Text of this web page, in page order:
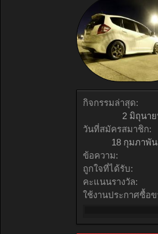
กิจกรรมล่าสุด:
2 มิถุนา
วันที่สมัครสมาชิก:
18 กุมภาพั
ข้อความ:
ถูกใจที่ได้รับ:
คะแนนรางวัล:
ใช้งานประกาศซื้อข